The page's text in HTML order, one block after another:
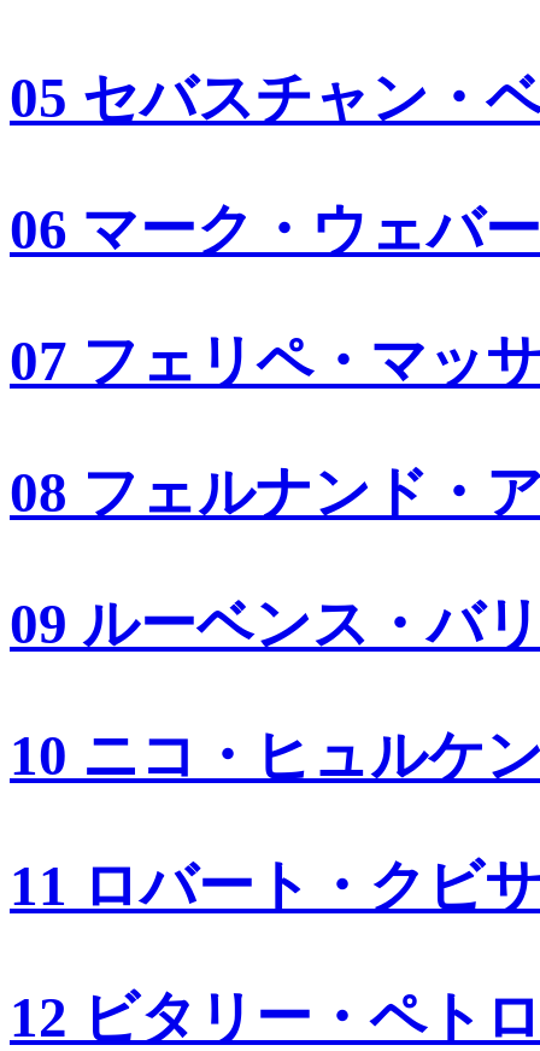
05 セバスチャン・
06 マーク・ウェバー
07 フェリペ・マッ
08 フェルナンド・
09 ルーベンス・バ
10 ニコ・ヒュルケ
11 ロバート・クビ
12 ビタリー・ペト